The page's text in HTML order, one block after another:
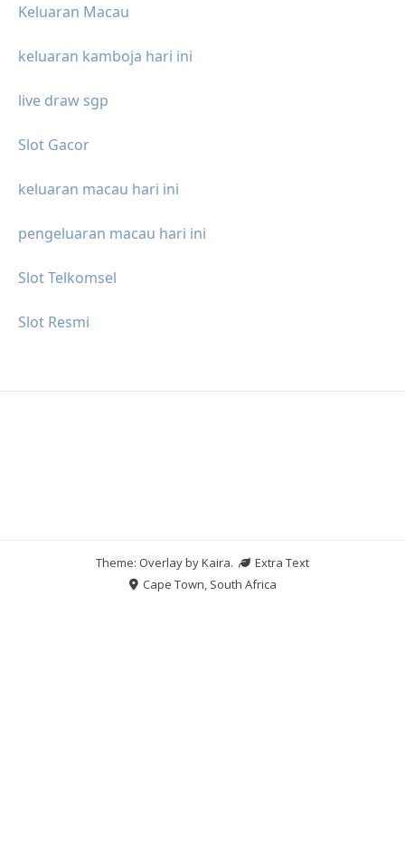
Keluaran Macau
keluaran kamboja hari ini
live draw sgp
Slot Gacor
keluaran macau hari ini
pengeluaran macau hari ini
Slot Telkomsel
Slot Resmi
Theme: Overlay byKaira.
Extra Text
Cape Town, South Africa